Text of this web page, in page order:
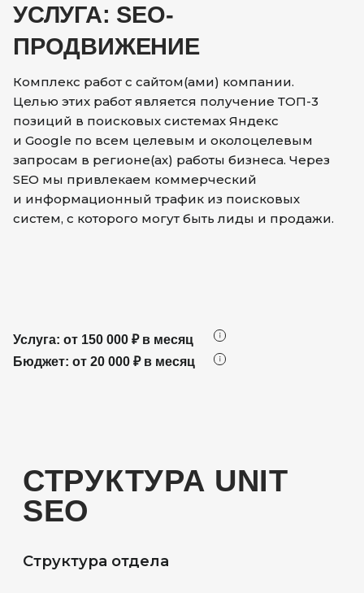
УСЛУГА: SEO-
ПРОДВИЖЕНИЕ
Комплекс работ с сайтом(ами) компании.
Целью этих работ является получение ТОП-3
позиций в поисковых системах Яндекс
и Google по всем целевым и околоцелевым
запросам в регионе(ах) работы бизнеса. Через
SEO мы привлекаем коммерческий
и информационный трафик из поисковых
систем, с которого могут быть лиды и продажи.
Услуга: от 150 000 ₽ в месяц
Бюджет: от 20 000 ₽ в месяц